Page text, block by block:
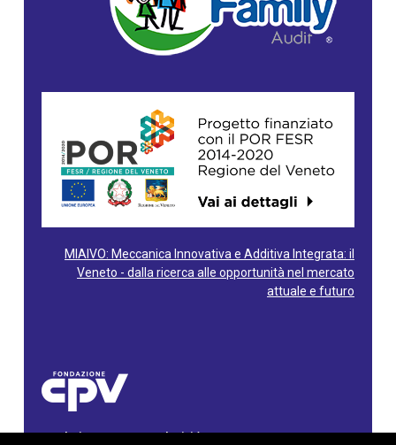
MIAIVO: Meccanica Innovativa e Additiva Integrata: il
Veneto - dalla ricerca alle opportunità nel mercato
attuale e futuro
Fondazione Centro Produttività Veneto